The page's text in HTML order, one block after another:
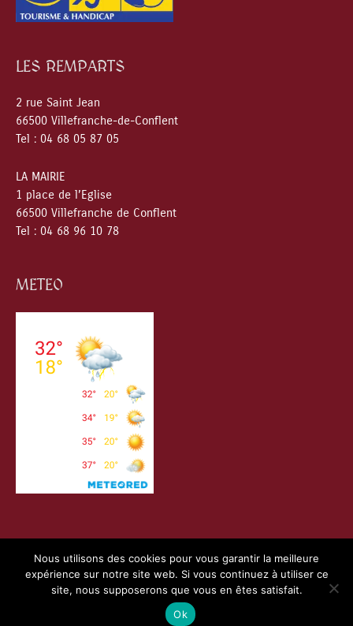
LES REMPARTS
2 rue Saint Jean
66500 Villefranche-de-Conflent
Tel : 04 68 05 87 05
LA MAIRIE
1 place de l’Eglise
66500 Villefranche de Conflent
Tel : 04 68 96 10 78
METEO
Copyright © 2026 Villefranche de Conflent
| Création
Mentions Légales
Nous utilisons des cookies pour vous garantir la meilleure
expérience sur notre site web. Si vous continuez à utiliser ce
site, nous supposerons que vous en êtes satisfait.
Ok